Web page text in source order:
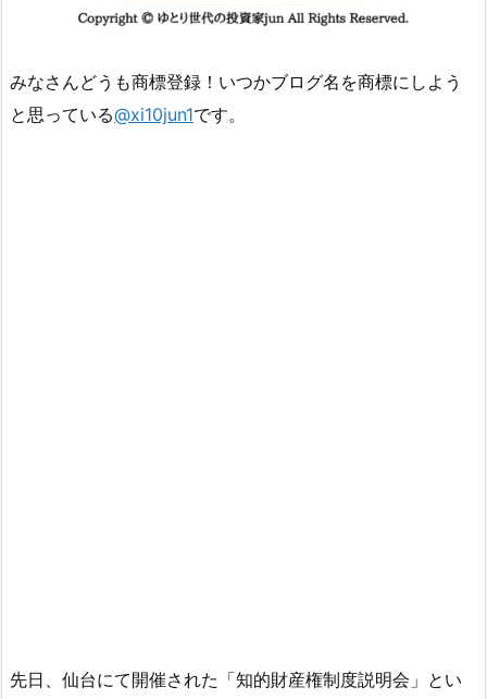
みなさんどうも商標登録！いつかブログ名を商標にしよう
と思っている@xi10jun1です。
先日、仙台にて開催された「知的財産権制度説明会」とい